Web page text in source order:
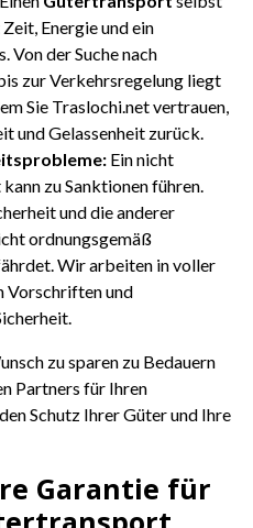
Energie und ein
Von der Suche nach
zur Verkehrsregelung liegt
Sie Traslochi.net vertrauen,
und Gelassenheit zurück.
Ein nicht
zu Sanktionen führen.
und die anderer
ordnungsgemäß
Wir arbeiten in voller
Vorschriften und
zu sparen zu Bedauern
Partners für Ihren
Schutz Ihrer Güter und Ihre
Garantie für